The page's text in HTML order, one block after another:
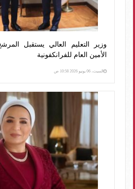
وزير التعليم العالي يستقبل
الأمين العام للفرانكفونية
السبت، 06 يونيو 2026 10:58 ص